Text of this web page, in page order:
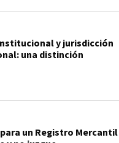
y jurisdicción
una distinción
un Registro Mercantil